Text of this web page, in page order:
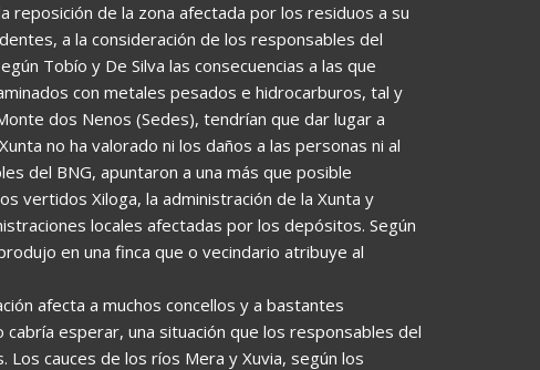
reposición de la zona afectada por los residuos a su
a la consideración de los responsables del
Tobío y De Silva las consecuencias a las que
con metales pesados e hidrocarburos, tal y
dos Nenos (Sedes), tendrían que dar lugar a
no ha valorado ni los daños a las personas ni al
del BNG, apuntaron a una más que posible
vertidos Xiloga, la administración de la Xunta y
locales afectadas por los depósitos. Según
en una finca que o vecindario atribuye al
afecta a muchos concellos y a bastantes
esperar, una situación que los responsables del
cauces de los ríos Mera y Xuvia, según los